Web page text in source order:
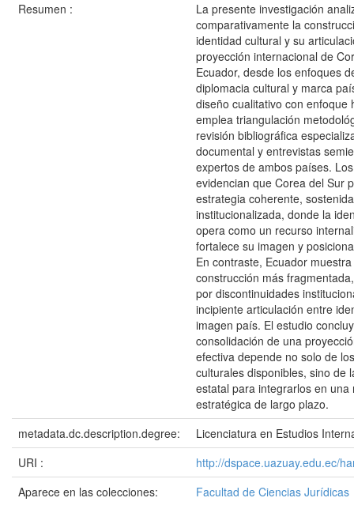
Resumen :
La presente investigación
comparativamente la
identidad cultural y su
proyección internacional de
Ecuador, desde los enfoques
diplomacia cultural y marca
diseño cualitativo con enfoque
emplea triangulación
revisión bibliográfica
documental y entrevistas
expertos de ambos países.
evidencian que Corea del Sur
estrategia coherente,
institucionalizada, donde la
opera como un recurso
fortalece su imagen y
En contraste, Ecuador
construcción más
por discontinuidades
incipiente articulación entre
imagen país. El estudio
consolidación de una
efectiva depende no solo de
culturales disponibles, sino de
estatal para integrarlos en una
estratégica de largo plazo.
metadata.dc.description.degree:
Licenciatura en Estudios
URI :
http://dspace.uazuay.edu.ec/
Aparece en las colecciones:
Facultad de Ciencias Jurídicas